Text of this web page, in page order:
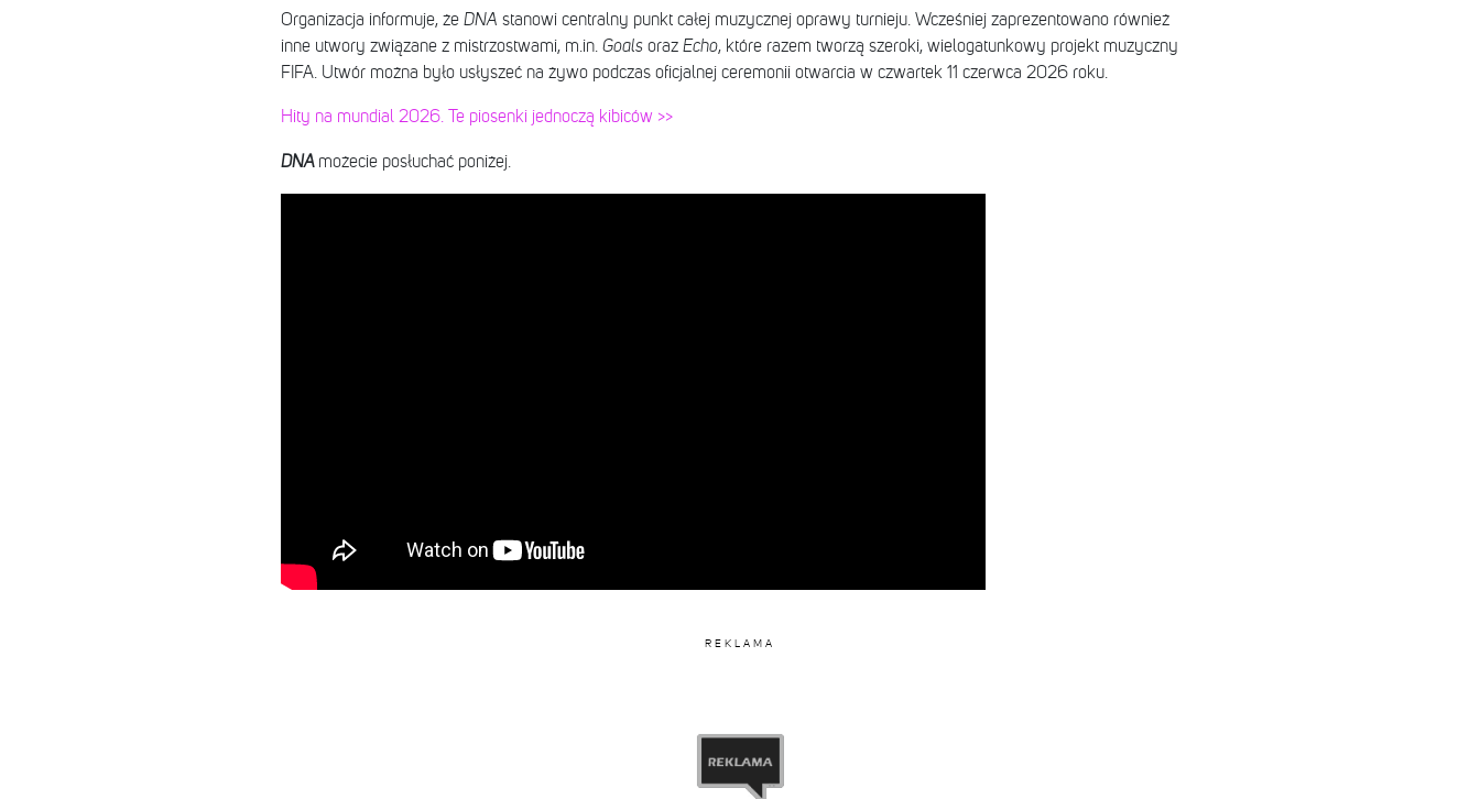
Organizacja informuje, że DNA stanowi centralny punkt całej muzycznej oprawy turnieju. Wcześniej zaprezentowano również
inne utwory związane z mistrzostwami, m.in. Goals oraz Echo, które razem tworzą szeroki, wielogatunkowy projekt muzyczny
FIFA. Utwór można było usłyszeć na żywo podczas oficjalnej ceremonii otwarcia w czwartek 11 czerwca 2026 roku.
Hity na mundial 2026. Te piosenki jednoczą kibiców >>
DNA możecie posłuchać poniżej.
REKLAMA